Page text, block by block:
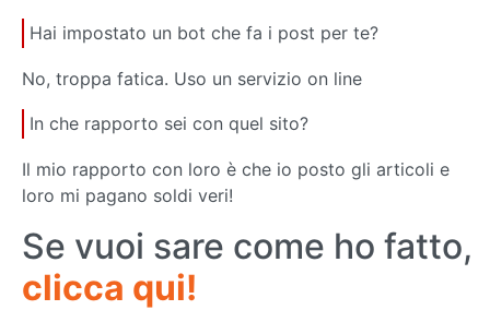
Hai impostato un bot che fa i post per te?
No, troppa fatica. Uso un servizio on line
In che rapporto sei con quel sito?
Il mio rapporto con loro è che io posto gli articoli e
loro mi pagano soldi veri!
Se vuoi sare come ho fatto,
clicca qui!